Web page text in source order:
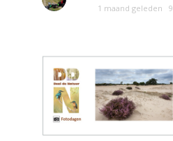
1 maand geleden